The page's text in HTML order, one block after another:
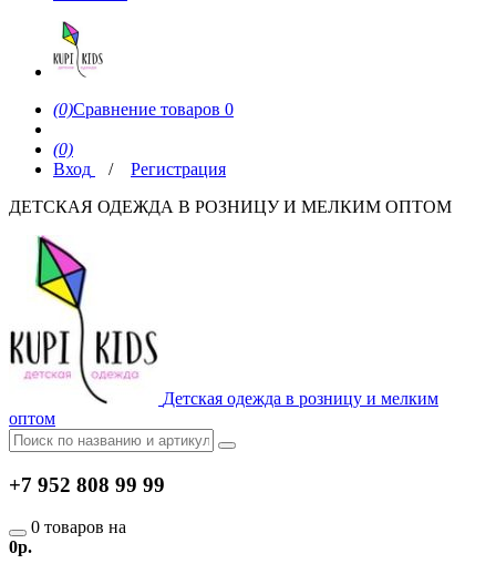
(0)Сравнение товаров 0
(0)
Вход
/
Регистрация
ДЕТСКАЯ ОДЕЖДА В РОЗНИЦУ И МЕЛКИМ ОПТОМ
Детская одежда в розницу и мелким
оптом
+7 952 808 99 99
0 товаров на
0р.